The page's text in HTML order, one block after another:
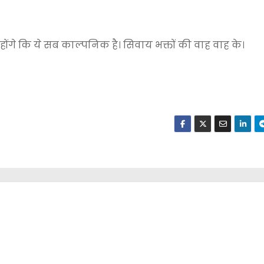
कि ये सब काल्पनिक है। सिवाय भक्तों की वाह वाह के।